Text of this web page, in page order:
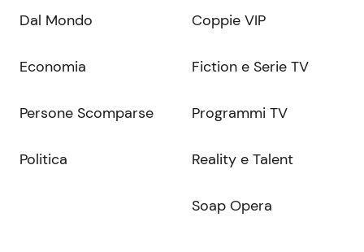
Dal Mondo
Economia
Persone Scomparse
Politica
Coppie VIP
Fiction e Serie TV
Programmi TV
Reality e Talent
Soap Opera